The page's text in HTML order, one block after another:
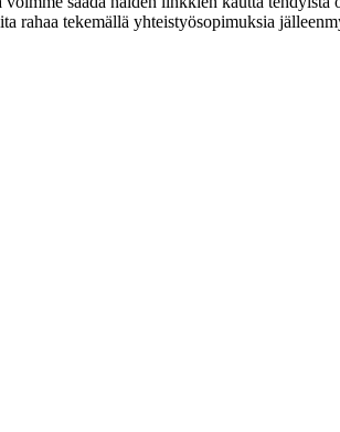
rahaa tekemällä yhteistyösopimuksia